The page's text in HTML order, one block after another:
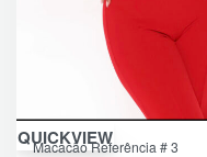
QUICKVIEW
Macacão Referência # 3